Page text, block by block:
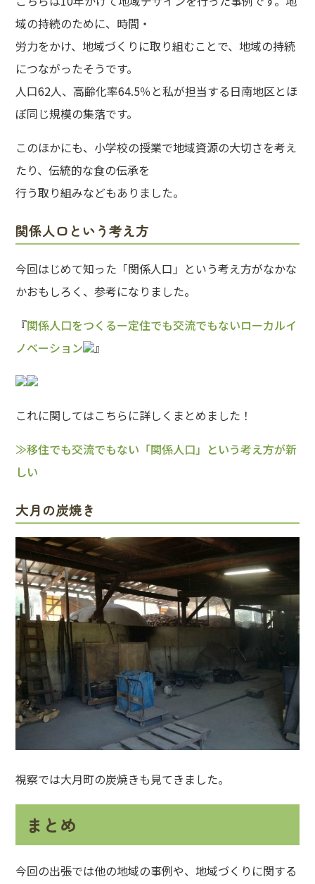
域の持続のために、時間・
労力をかけ、地域づくりに取り組むことで、地域の持続
につながったそうです。
人口62人、高齢化率64.5％と私が担当する日南地区とほ
ぼ同じ規模の集落です。
このほかにも、小学校の授業で地域資源の大切さを考え
たり、伝統的な食の伝承を
行う取り組みなどもありました。
関係人口という考え方
今回はじめて知った「関係人口」という考え方がなかな
かおもしろく、参考になりました。
『関係人口をつくるー定住でも交流でもないローカルイ
ノベーション
』
これに関してはこちらに詳しくまとめました！
≫移住でも交流でもない「関係人口」という考え方が新
しい
大月の炭焼き
視察では大月町の炭焼きも見てきました。
まとめ
今回の出張では他の地域の事例や、地域づくりに関する